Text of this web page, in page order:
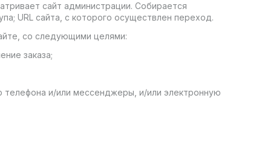
сайт администрации. Собирается
URL сайта, с которого осуществлен переход.
со следующими целями:
заказа;
телефона и/или мессенджеры, и/или электронную